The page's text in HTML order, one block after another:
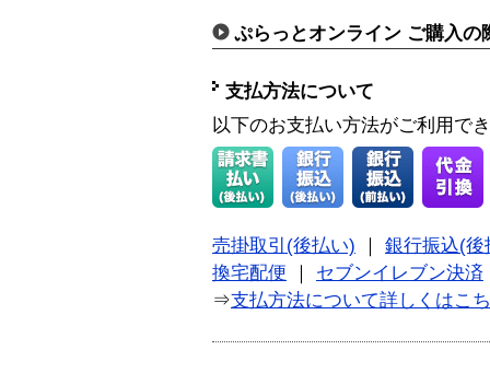
ぷらっとオンライン ご購入の
支払方法について
以下のお支払い方法がご利用で
売掛取引(後払い)
銀行振込(後
換宅配便
セブンイレブン決済
⇒支払方法について詳しくはこ